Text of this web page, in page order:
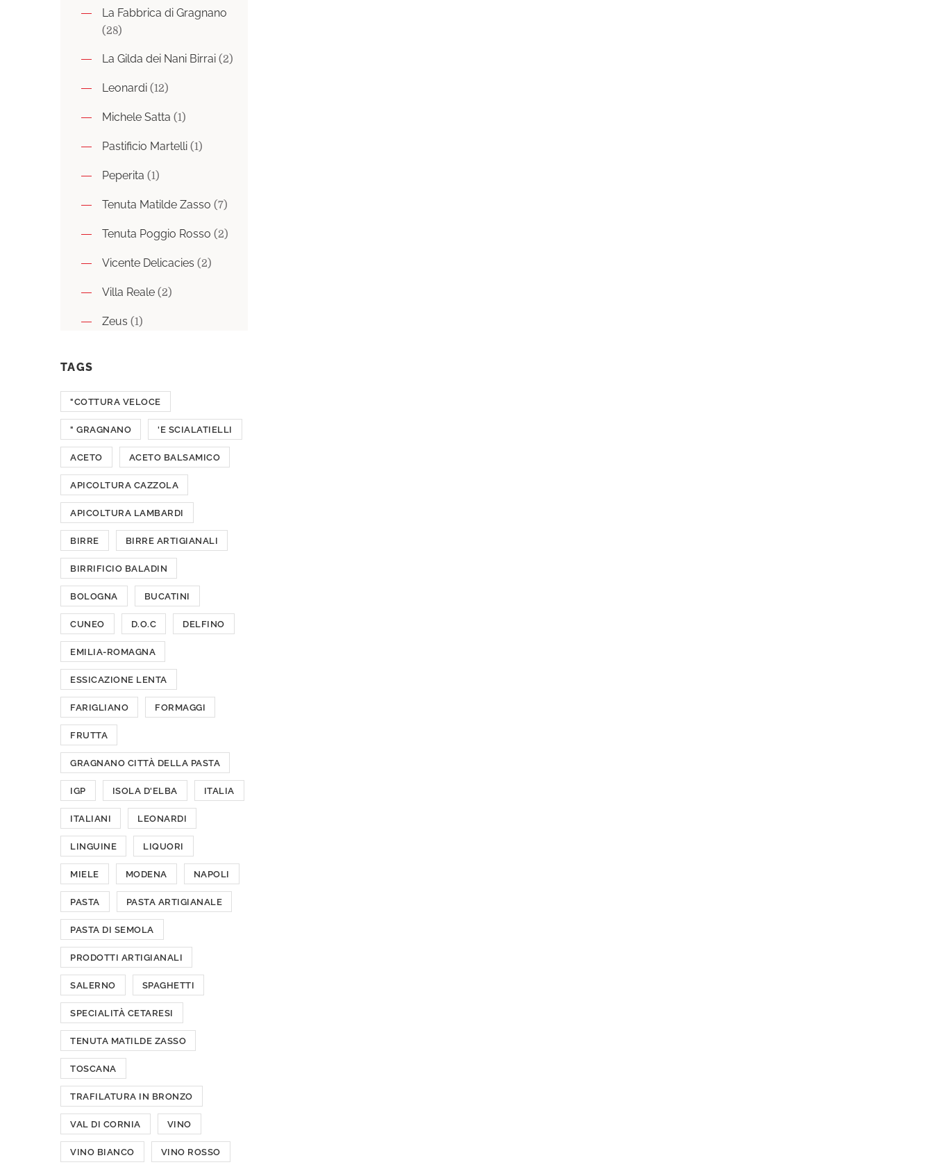
La Fabbrica di Gragnano
(28)
La Gilda dei Nani Birrai (2)
Leonardi (12)
Michele Satta (1)
Pastificio Martelli (1)
Peperita (1)
Tenuta Matilde Zasso (7)
Tenuta Poggio Rosso (2)
Vicente Delicacies (2)
Villa Reale (2)
Zeus (1)
TAGS
"COTTURA VELOCE
" GRAGNANO 'E SCIALATIELLI
ACETO ACETO BALSAMICO
APICOLTURA CAZZOLA
APICOLTURA LAMBARDI
BIRRE BIRRE ARTIGIANALI
BIRRIFICIO BALADIN
BOLOGNA BUCATINI
CUNEO D.O.C DELFINO
EMILIA-ROMAGNA
ESSICAZIONE LENTA
FARIGLIANO FORMAGGI
FRUTTA
GRAGNANO CITTÀ DELLA PASTA
IGP ISOLA D'ELBA ITALIA
ITALIANI LEONARDI
LINGUINE LIQUORI
MIELE MODENA NAPOLI
PASTA PASTA ARTIGIANALE
PASTA DI SEMOLA
PRODOTTI ARTIGIANALI
SALERNO SPAGHETTI
SPECIALITÀ CETARESI
TENUTA MATILDE ZASSO
TOSCANA
TRAFILATURA IN BRONZO
VAL DI CORNIA VINO
VINO BIANCO VINO ROSSO